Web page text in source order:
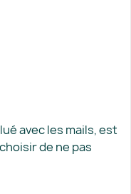
avec les mails, est
de ne pas